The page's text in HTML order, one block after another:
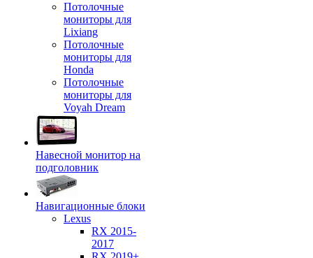
Потолочные
мониторы для
Lixiang
Потолочные
мониторы для
Honda
Потолочные
мониторы для
Voyah Dream
Навесной монитор на
подголовник
Навигационные блоки
Lexus
RX 2015-
2017